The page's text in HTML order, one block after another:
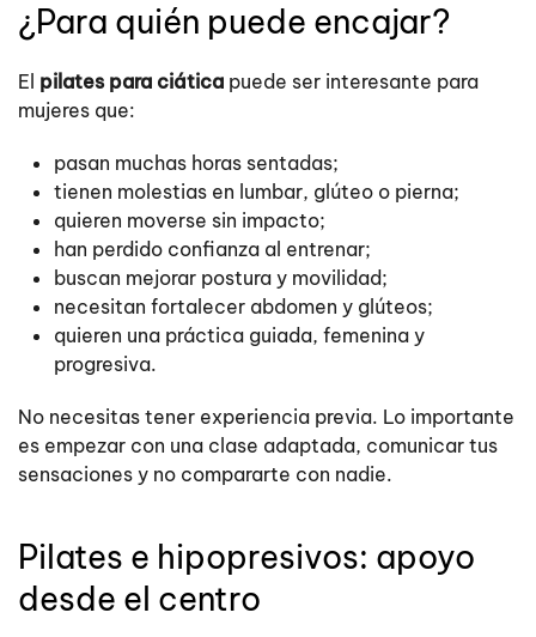
¿Para quién puede encajar?
El pilates para ciática puede ser interesante para
mujeres que:
pasan muchas horas sentadas;
tienen molestias en lumbar, glúteo o pierna;
quieren moverse sin impacto;
han perdido confianza al entrenar;
buscan mejorar postura y movilidad;
necesitan fortalecer abdomen y glúteos;
quieren una práctica guiada, femenina y
progresiva.
No necesitas tener experiencia previa. Lo importante
es empezar con una clase adaptada, comunicar tus
sensaciones y no compararte con nadie.
Pilates e hipopresivos: apoyo
desde el centro